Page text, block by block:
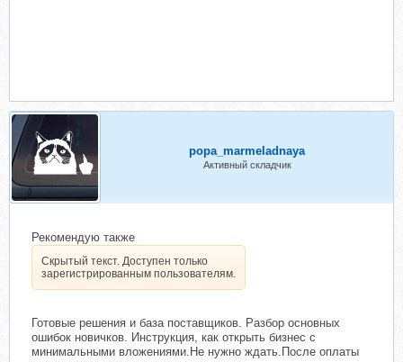
popa_marmeladnaya
Активный складчик
Рекомендую также
Скрытый текст. Доступен только
зарегистрированным пользователям.
Готовые решения и база поставщиков. Разбор основных
ошибок новичков. Инструкция, как открыть бизнес с
минимальными вложениями.Не нужно ждать.После оплаты